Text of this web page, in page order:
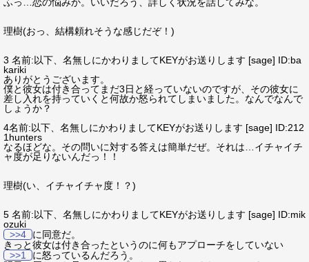
理樹(おっ、結構頼れそうな感じだぞ！)
3 名前:以下、名無しにかわりましてKEYがお送りします [sage] ID:ba
kariki
ありがとうございます。
僕と彼女は付き合ってまだ3日と経っていないのですが、その彼女に
差し入れを持っていくと何故か怒られてしまいました。なんでなんで
しょうか？
4名前:以下、名無しにかわりましてKEYがお送りします [sage] ID:212
1hunters
なるほどな。その問いに対する答えは簡単だぜ。それは…イチャイチ
ャ度が足りないんだっ！！
理樹(い、イチャイチャ度！？)
5 名前:以下、名無しにかわりましてKEYがお送りします [sage] ID:mik
ozuki
>>4
に同意だ。
きっと彼女は付き合ったというのに何もアプローチをしていない
>>1
に怒っているんだろう。